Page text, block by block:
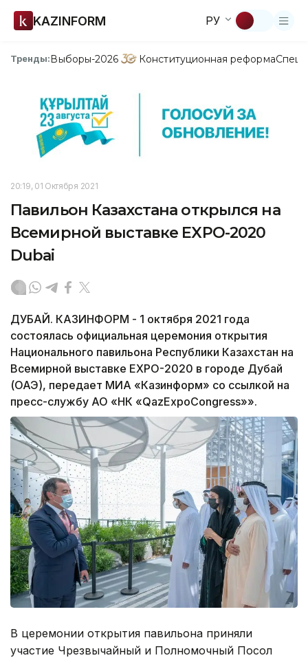
KAZINFORM РУ
Тренды:Выборы-2026 Конституционная реформа
20:19, 01 Октября 2021
Павильон Казахстана открылся на
Всемирной выставке EXPO-2020
Dubai
ДУБАЙ. КАЗИНФОРМ - 1 октября 2021 года
состоялась официальная церемония открытия
Национального павильона Республики Казахстан на
Всемирной выставке EXPO-2020 в городе Дубай
(ОАЭ), передает МИА «Казинформ» со ссылкой на
пресс-службу АО «НК «QazExpoCongress»».
В церемонии открытия павильона приняли
участие Чрезвычайный и Полномочный Посол